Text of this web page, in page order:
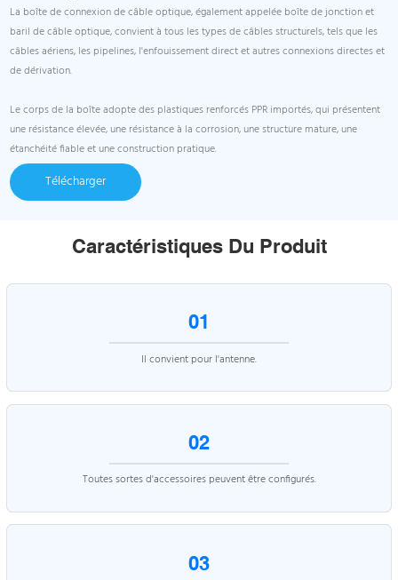
La boîte de connexion de câble optique, également appelée boîte de jonction et
baril de câble optique, convient à tous les types de câbles structurels, tels que les
câbles aériens, les pipelines, l'enfouissement direct et autres connexions directes et
de dérivation.
Le corps de la boîte adopte des plastiques renforcés PPR importés, qui présentent
une résistance élevée, une résistance à la corrosion, une structure mature, une
étanchéité fiable et une construction pratique.
Télécharger
Caractéristiques Du Produit
01
Il convient pour l'antenne.
02
Toutes sortes d'accessoires peuvent être configurés.
03